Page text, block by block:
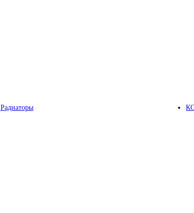
Радиаторы